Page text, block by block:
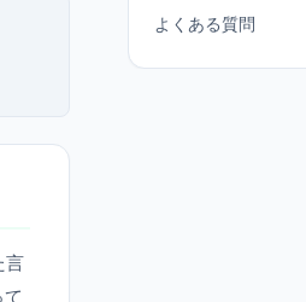
言
よくある質問